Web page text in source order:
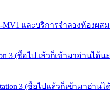
และบริการจำลองห้องผสม
3 (ซื้อไปแล้วก็เข้ามาอ่านได้น
3 (ซื้อไปแล้วก็เข้ามาอ่านไ